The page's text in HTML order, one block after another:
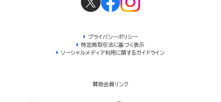
プライバシーポリシー
特定商取引法に基づく表示
ソーシャルメディア利用に関するガイドライン
賛助会員リンク